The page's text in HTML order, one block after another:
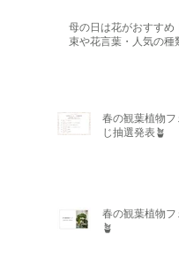
母の日は花がおすすめ
束や花言葉・人気の種
春の観葉植物フ
じ抽選発表🪴
春の観葉植物フ
🪴